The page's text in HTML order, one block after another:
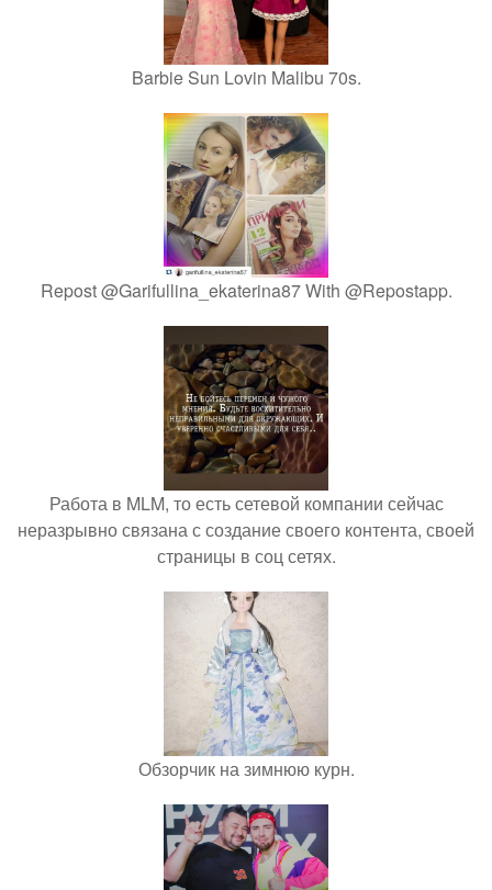
Barbie Sun Lovin Malibu 70s.
Repost @Garifullina_ekaterina87 With @Repostapp.
Работа в MLM, то есть сетевой компании сейчас
неразрывно связана с создание своего контента, своей
страницы в соц сетях.
Обзорчик на зимнюю курн.